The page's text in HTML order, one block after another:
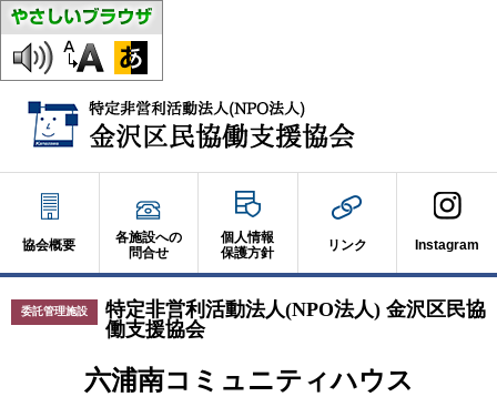
協会概要
各施設への
問合せ
個人情報
保護方針
リンク Instagram
特定非営利活動法人(NPO法人) 金沢区民協
働支援協会
委託管理施設
六浦南コミュニティハウス